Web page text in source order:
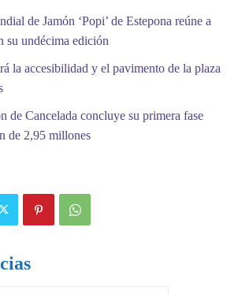
de Jamón ‘Popi’ de Estepona reúne a
su undécima edición
la accesibilidad y el pavimento de la plaza
de Cancelada concluye su primera fase
de 2,95 millones